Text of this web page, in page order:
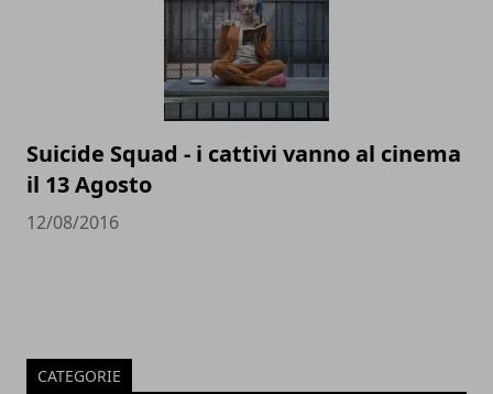
Suicide Squad - i cattivi vanno al cinema
il 13 Agosto
12/08/2016
CATEGORIE